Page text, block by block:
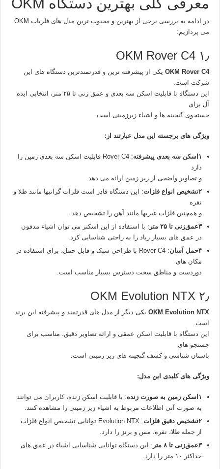
در ادامه به بررسی برخی از بهترین و محبوب‌ ترین مدل‌ های فلزیاب OKM
می‌ پردازیم:
۱٫ OKM Rover C4
OKM Rover C4 یکی از پیشرفته‌ ترین و قدرتمندترین دستگاه‌ های این
شرکت است.
این دستگاه با قابلیت اسکن سه‌ بعدی و عمق‌ زنی تا ۲۵ متر، انتخابی ایده‌
آل برای
جستجوی گنجینه‌ ها و اشیاء زیرزمینی است.
ویژگی‌ های برجسته این مدل عبارتند از:
۱اسکن سه‌ بعدی پیشرفته
: Rover C4 قابلیت اسکن سه‌ بعدی زمین را
دارد
و تصاویر واضحی از زیر زمین ارائه می‌ دهد.
۲تشخیص انواع فلزات
: این دستگاه قادر است فلزات گرانبها مانند طلا و
نقره
و همچنین فلزات غیربها مانند آهن را تشخیص دهد.
۳عمق‌زنی تا ۲۵ متر
: با استفاده از این اسکنر می‌ توان اشیاء مدفون
در عمق‌ های بسیار زیاد را به راحتی شناسایی کرد.
۴حمل آسان
: Rover C4 با طراحی سبک و قابل حمل، برای استفاده در
مکان‌ های
دوردست و مناطق سخت دسترس بسیار مناسب است.
۲٫ OKM Evolution NTX
OKM Evolution NTX یکی دیگر از مدل‌ های قدرتمند و پیشرفته این برند
است.
این دستگاه با قابلیت اسکن عمقی و ارائه تصاویر دقیق، مناسب برای
جستجو های
باستان‌ شناسی و کشف گنجینه‌ های زیر زمینی است.
ویژگی‌ های کلیدی این مدل:
۱اسکن زمین به صورت زنده
: با قابلیت اسکن زنده، کاربران می‌ توانند
به صورت آنی اطلاعات مربوط به اشیاء زیر زمینی را مشاهده کنند.
۲تشخیص دقیق فلزات
: Evolution NTX توانایی تشخیص انواع فلزات
از جمله طلا، نقره، مس و برنز را دارد.
۳عمق‌زنی تا ۸ متر
: این دستگاه توانایی شناسایی اشیاء در عمق‌ های
حداکثر ۱۰ متر را دارد.